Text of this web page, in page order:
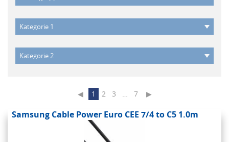
◀ 1 2 3 … 7 ▶
Samsung Cable Power Euro CEE 7/4 to C5 1.0m